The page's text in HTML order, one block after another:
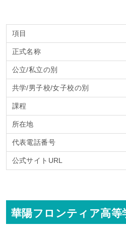
項目
正式名称
公立/私立の別
共学/男子校/女子校の別
課程
所在地
代表電話番号
公式サイトURL
華陽フロンティア高等